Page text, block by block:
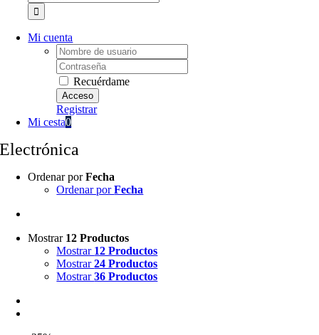
Mi cuenta
Username:
Password:
Recuérdame
Registrar
Mi cesta0
Electrónica
Ordenar porFecha
Ordenar porFecha
Mostrar 12 Productos
Mostrar 12 Productos
Mostrar24 Productos
Mostrar36 Productos